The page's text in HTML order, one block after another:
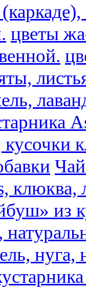
цветы
клюква,
из
нуга,